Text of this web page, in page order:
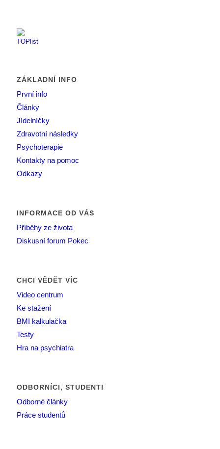
ZÁKLADNÍ INFO
První info
Články
Jídelníčky
Zdravotní následky
Psychoterapie
Kontakty na pomoc
Odkazy
INFORMACE OD VÁS
Příběhy ze života
Diskusní forum Pokec
CHCI VĚDĚT VÍC
Video centrum
Ke stažení
BMI kalkulačka
Testy
Hra na psychiatra
ODBORNÍCI, STUDENTI
Odborné články
Práce studentů